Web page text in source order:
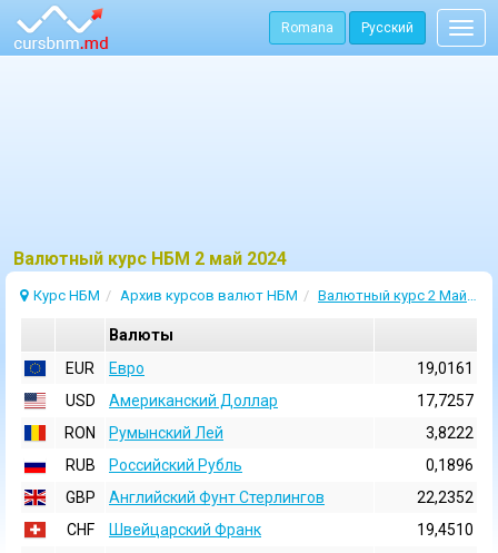
Romana Русский
Bалютный курс НБМ 2 май 2024
Курс НБМ Архив курсов валют НБМ Валютный курс 2 Май 2024
Валюты
EUR
Евро
19,0161
USD
Aмериканский Доллар
17,7257
RON
Румынский Лей
3,8222
RUB
Российский Рубль
0,1896
GBP
Английский Фунт Стерлингов
22,2352
CHF
Швейцарский Франк
19,4510